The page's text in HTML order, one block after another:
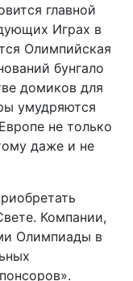
главной
Играх в
Олимпийская
бунгало
домиков для
умудряются
не только
даже и не
Компании,
Олимпиады в